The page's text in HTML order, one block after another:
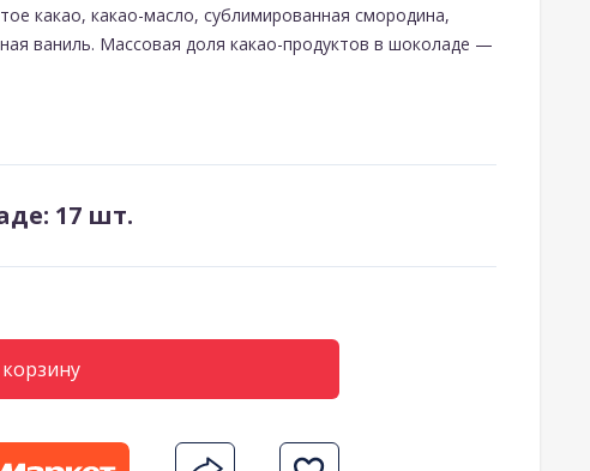
какао, какао-масло, сублимированная смородина,
ваниль. Массовая доля какао-продуктов в шоколаде —
17 шт.